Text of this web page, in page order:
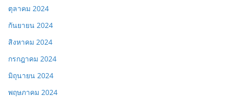
ตุลาคม 2024
กันยายน 2024
สิงหาคม 2024
กรกฎาคม 2024
มิถุนายน 2024
พฤษภาคม 2024